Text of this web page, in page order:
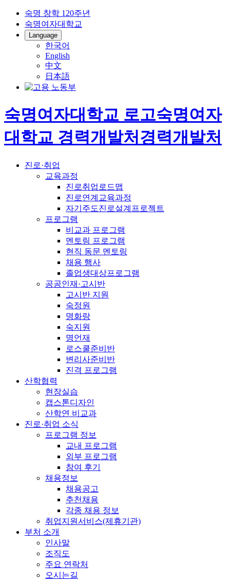
숙명 창학 120주년
숙명여자대학교
Language
한국어
English
中文
日本語
숙명여자대학교 로고숙명여자
대학교 경력개발처경력개발처
진로·취업
교육과정
진로취업로드맵
진로연계교육과정
자기주도진로설계프로젝트
프로그램
비교과 프로그램
멘토링 프로그램
현직 동문 멘토링
채용 행사
졸업생대상프로그램
공공인재·고시반
고시반 지원
숙정원
명화랑
숙지원
명언재
로스쿨준비반
변리사준비반
진격 프로그램
산학협력
현장실습
캡스톤디자인
산학연 비교과
진로·취업 소식
프로그램 정보
교내 프로그램
외부 프로그램
참여 후기
채용정보
채용공고
추천채용
각종 채용 정보
취업지원서비스(제휴기관)
부처 소개
인사말
조직도
주요 연락처
오시는길